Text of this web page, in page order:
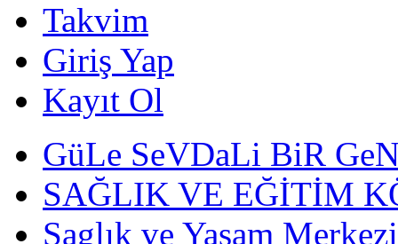
Takvim
Giriş Yap
Kayıt Ol
GüLe SeVDaLi BiR
SAĞLIK VE EĞİTİM
Saglık ve Yaşam Merkezi